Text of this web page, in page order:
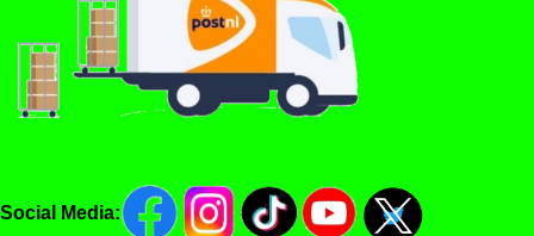
Social Media: